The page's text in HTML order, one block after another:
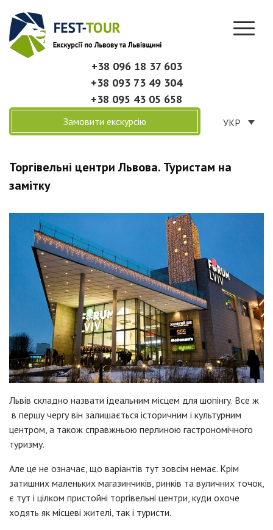
+38 096 18 37 603
+38 093 73 49 304
+38 095 43 05 658
УКР
Замовити екскурсію
Торгівельні центри Львова. Туристам на
замітку
Львів складно назвати ідеальним місцем для шопінгу. Все ж
в першу чергу він залишається історичним і культурним
центром, а також справжньою перлиною гастрономічного
туризму.
Але це не означає, що варіантів тут зовсім немає. Крім
затишних маленьких магазинчиків, ринків та вуличних точок,
є тут і цілком пристойні торгівельні центри, куди охоче
ходять як місцеві жителі, так і туристи.